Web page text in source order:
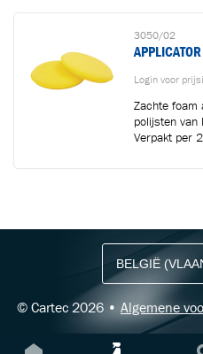
3050/02
Login voor
Zachte foam
polijsten van
Verpakt per
© Cartec 2026 • Algemene
Ontvang
aanbiedingen en